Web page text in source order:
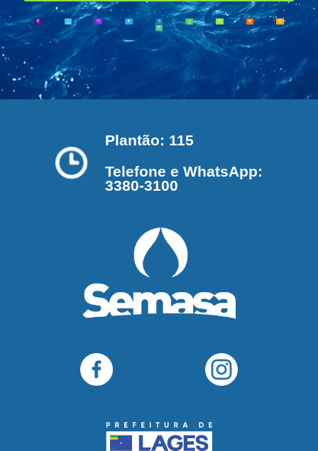
Plantão: 115
Telefone e WhatsApp:
3380-3100